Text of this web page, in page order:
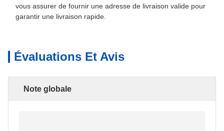
vous assurer de fournir une adresse de livraison valide pour
garantir une livraison rapide.
Évaluations Et Avis
Note globale